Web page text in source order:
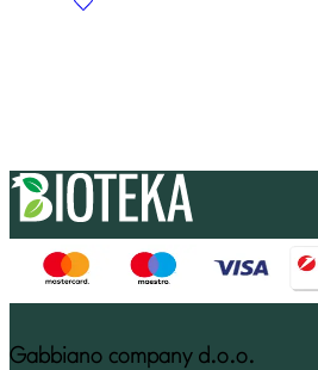
Gabbiano company d.o.o.